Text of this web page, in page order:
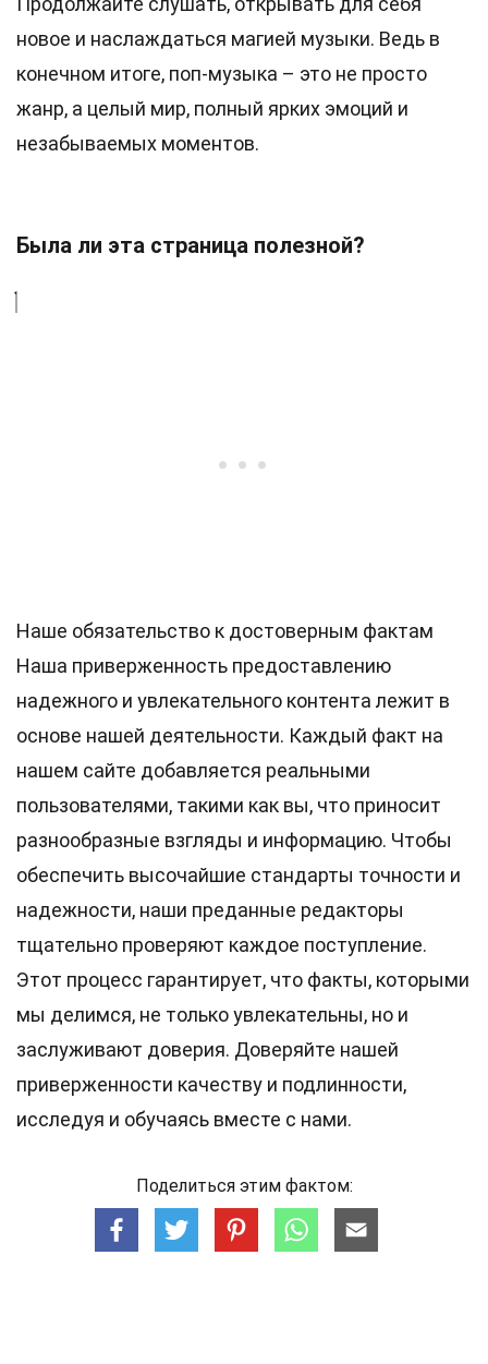
новое и наслаждаться магией музыки. Ведь в
конечном итоге, поп-музыка – это не просто
жанр, а целый мир, полный ярких эмоций и
незабываемых моментов.
Была ли эта страница полезной?
Наше обязательство к достоверным фактам
Наша приверженность предоставлению
надежного и увлекательного контента лежит в
основе нашей деятельности. Каждый факт на
нашем сайте добавляется реальными
пользователями, такими как вы, что приносит
разнообразные взгляды и информацию. Чтобы
обеспечить высочайшие стандарты точности и
надежности, наши преданные редакторы
тщательно проверяют каждое поступление.
Этот процесс гарантирует, что факты, которыми
мы делимся, не только увлекательны, но и
заслуживают доверия. Доверяйте нашей
приверженности качеству и подлинности,
исследуя и обучаясь вместе с нами.
Поделиться этим фактом: